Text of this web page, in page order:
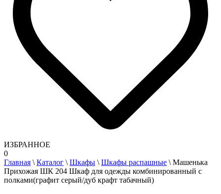
ИЗБРАННОЕ
0
Главная \ Каталог \ Шкафы \ Шкафы распашные \ Машенька
Прихожая ШК 204 Шкаф для одежды комбинированный с
полками(графит серый/дуб крафт табачный)